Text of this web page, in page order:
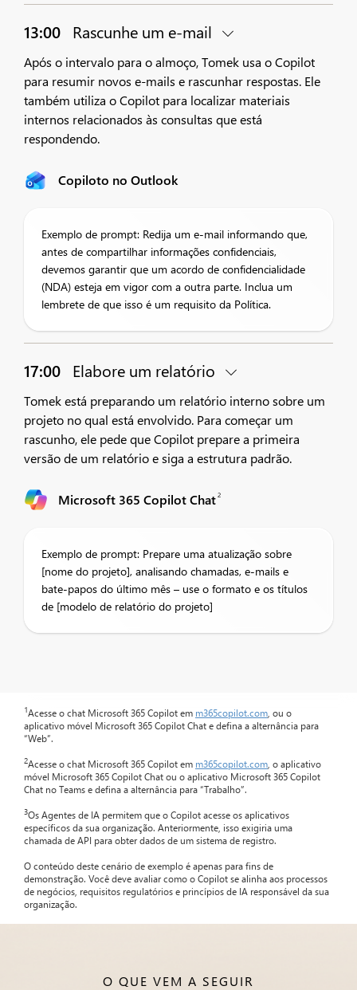
13:00 Rascunhe um e-mail
Após o intervalo para o almoço, Tomek usa o Copilot
para resumir novos e-mails e rascunhar respostas. Ele
também utiliza o Copilot para localizar materiais
internos relacionados às consultas que está
respondendo.
Copiloto no Outlook
Exemplo de prompt: Redija um e-mail informando que,
antes de compartilhar informações confidenciais,
devemos garantir que um acordo de confidencialidade
(NDA) esteja em vigor com a outra parte. Inclua um
lembrete de que isso é um requisito da Política.
17:00 Elabore um relatório
Tomek está preparando um relatório interno sobre um
projeto no qual está envolvido. Para começar um
rascunho, ele pede que Copilot prepare a primeira
versão de um relatório e siga a estrutura padrão.
Microsoft 365 Copilot Chat2
Exemplo de prompt: Prepare uma atualização sobre
[nome do projeto], analisando chamadas, e-mails e
bate-papos do último mês – use o formato e os títulos
de [modelo de relatório do projeto]
1Acesse o chat Microsoft 365 Copilot em m365copilot.com , ou o
aplicativo móvel Microsoft 365 Copilot Chat e defina a alternância para
“Web”.
2Acesse o chat Microsoft 365 Copilot em m365copilot.com , o aplicativo
móvel Microsoft 365 Copilot Chat ou o aplicativo Microsoft 365 Copilot
Chat no Teams e defina a alternância para “Trabalho”.
3Os Agentes de IA permitem que o Copilot acesse os aplicativos
específicos da sua organização. Anteriormente, isso exigiria uma
chamada de API para obter dados de um sistema de registro.
O conteúdo deste cenário de exemplo é apenas para fins de
demonstração. Você deve avaliar como o Copilot se alinha aos processos
de negócios, requisitos regulatórios e princípios de IA responsável da sua
organização.
O QUE VEM A SEGUIR